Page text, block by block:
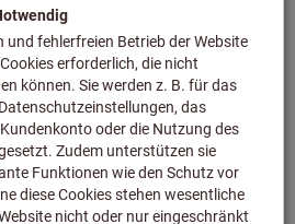
Lieferbar
2 Varianten
24,40 €
inkl. MwSt.
zzgl. Versandkosten
Netto
Zu den Varianten